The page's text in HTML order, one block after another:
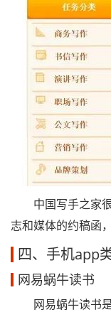
中国写手之家很
志和媒体的约稿函
四、手机app
网易蜗牛读书
网易蜗牛读书是